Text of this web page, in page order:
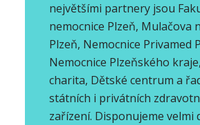
největšími partnery jsou
nemocnice Plzeň, Mulačova
Plzeň, Nemocnice Privamed
Nemocnice Plzeňského
charita, Dětské centrum a
státních i privátních
zařízení. Disponujeme velmi